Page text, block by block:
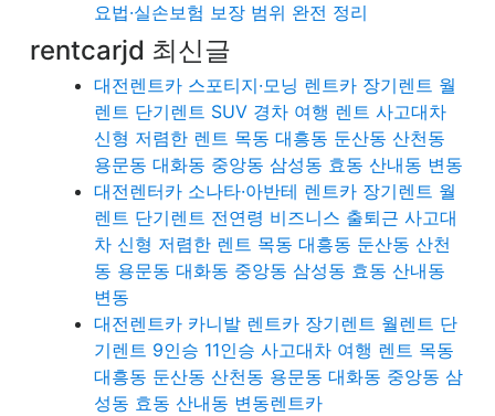
요법·실손보험 보장 범위 완전 정리
rentcarjd 최신글
대전렌트카 스포티지·모닝 렌트카 장기렌트 월
렌트 단기렌트 SUV 경차 여행 렌트 사고대차
신형 저렴한 렌트 목동 대흥동 둔산동 산천동
용문동 대화동 중앙동 삼성동 효동 산내동 변동
대전렌터카 소나타·아반테 렌트카 장기렌트 월
렌트 단기렌트 전연령 비즈니스 출퇴근 사고대
차 신형 저렴한 렌트 목동 대흥동 둔산동 산천
동 용문동 대화동 중앙동 삼성동 효동 산내동
변동
대전렌트카 카니발 렌트카 장기렌트 월렌트 단
기렌트 9인승 11인승 사고대차 여행 렌트 목동
대흥동 둔산동 산천동 용문동 대화동 중앙동 삼
성동 효동 산내동 변동렌트카